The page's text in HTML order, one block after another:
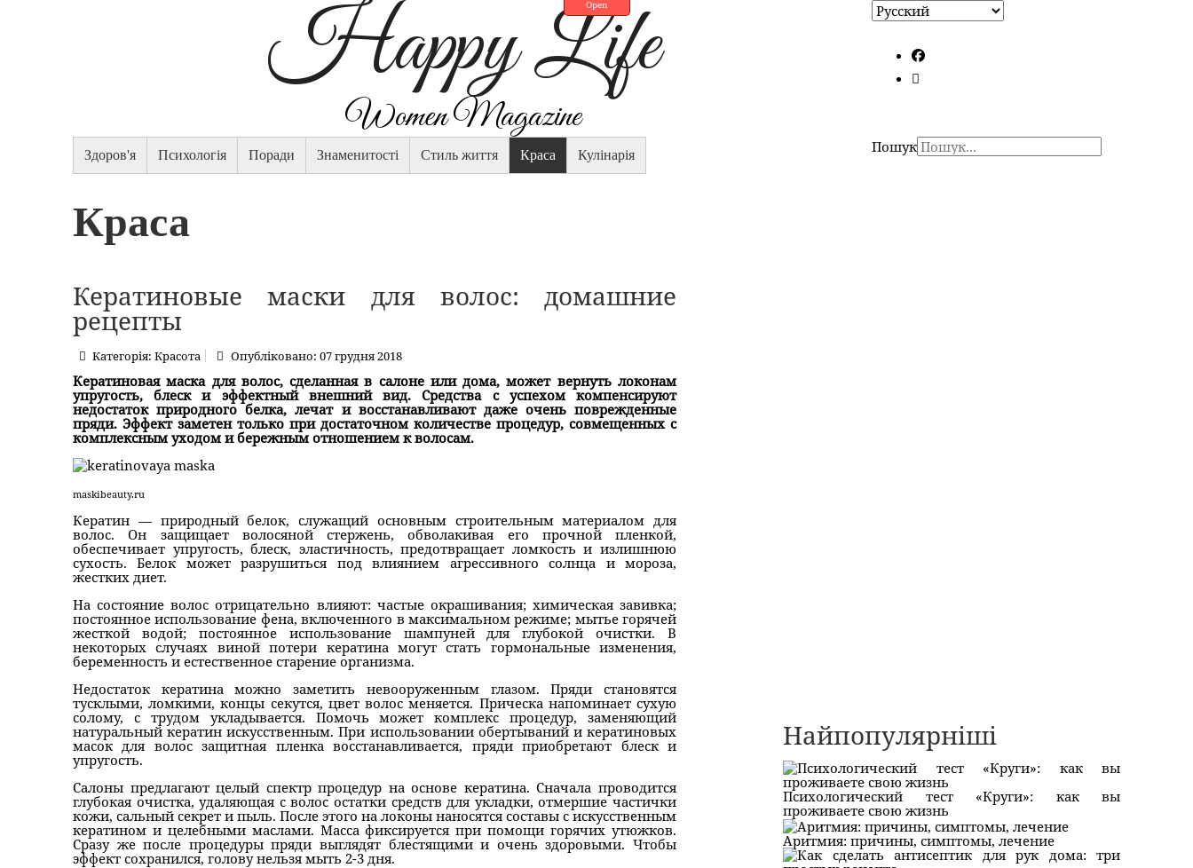
Open
Happy Life
Women Magazine
Здоров'я Психологія Поради Знаменитості Стиль життя Краса Кулінарія Пошук
Краса
Кератиновые маски для волос: домашние
рецепты
Категорія:Красота Опубліковано: 07 грудня 2018
Кератиновая маска для волос, сделанная в салоне или дома, может вернуть локонам
упругость, блеск и эффектный внешний вид. Средства с успехом компенсируют
недостаток природного белка, лечат и восстанавливают даже очень поврежденные
пряди. Эффект заметен только при достаточном количестве процедур, совмещенных с
комплексным уходом и бережным отношением к волосам.
maskibeauty.ru
Кератин — природный белок, служащий основным строительным материалом для
волос. Он защищает волосяной стержень, обволакивая его прочной пленкой,
обеспечивает упругость, блеск, эластичность, предотвращает ломкость и излишнюю
сухость. Белок может разрушиться под влиянием агрессивного солнца и мороза,
жестких диет.
На состояние волос отрицательно влияют: частые окрашивания; химическая завивка;
постоянное использование фена, включенного в максимальном режиме; мытье горячей
жесткой водой; постоянное использование шампуней для глубокой очистки. В
некоторых случаях виной потери кератина могут стать гормональные изменения,
беременность и естественное старение организма.
Недостаток кератина можно заметить невооруженным глазом. Пряди становятся
тусклыми, ломкими, концы секутся, цвет волос меняется. Прическа напоминает сухую
солому, с трудом укладывается. Помочь может комплекс процедур, заменяющий
натуральный кератин искусственным. При использовании обертываний и кератиновых
масок для волос защитная пленка восстанавливается, пряди приобретают блеск и
упругость.
Салоны предлагают целый спектр процедур на основе кератина. Сначала проводится
глубокая очистка, удаляющая с волос остатки средств для укладки, отмершие частички
кожи, сальный секрет и пыль. После этого на локоны наносятся составы с искусственным
кератином и целебными маслами. Масса фиксируется при помощи горячих утюжков.
Сразу же после процедуры пряди выглядят блестящими и очень здоровыми. Чтобы
эффект сохранился, голову нельзя мыть 2-3 дня.
Найпопулярніші
Психологический тест «Круги»: как вы
проживаете свою жизнь
Аритмия: причины, симптомы, лечение